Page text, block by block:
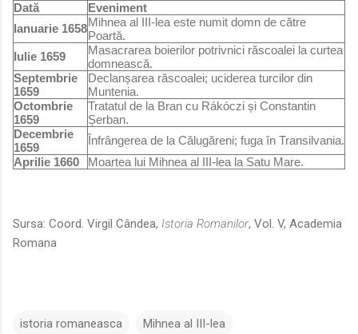
Dată
Eveniment
Ianuarie 1658Mihnea al III-lea este numit domn de către
Poartă.
Iulie 1659
Masacrarea boierilor potrivnici răscoalei la curtea
domnească.
Septembrie
1659
Declanșarea răscoalei; uciderea turcilor din
Muntenia.
Octombrie
1659
Tratatul de la Bran cu Rákóczi și Constantin
Șerban.
Decembrie
1659
Înfrângerea de la Călugăreni; fuga în Transilvania.
Aprilie 1660
Moartea lui Mihnea al III-lea la Satu Mare.
Sursa: Coord. Virgil Cândea, Istoria Romanilor, Vol. V, Academia
Romana
istoria romaneasca Mihnea al III-lea